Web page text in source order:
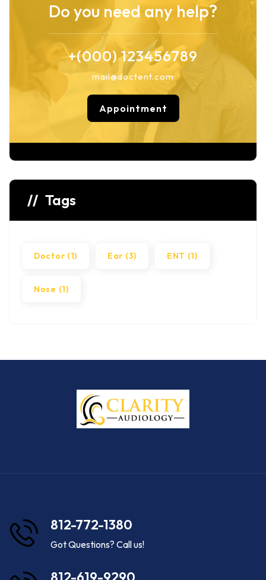
Do you need any help?
+(000) 123456789
mail@doctent.com
Appointment
Tags
Doctor (1) Ear (3) ENT (1)
Nose (1)
812-772-1380
Got Questions? Call us!